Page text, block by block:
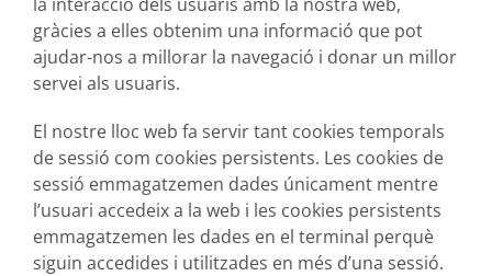
gràcies a elles obtenim una informació que pot
ajudar-nos a millorar la navegació i donar un millor
servei als usuaris.
El nostre lloc web fa servir tant cookies temporals
de sessió com cookies persistents. Les cookies de
sessió emmagatzemen dades únicament mentre
l’usuari accedeix a la web i les cookies persistents
emmagatzemen les dades en el terminal perquè
siguin accedides i utilitzades en més d’una sessió.